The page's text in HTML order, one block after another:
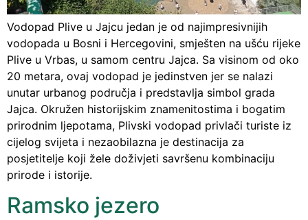
Vodopad Plive u Jajcu jedan je od najimpresivnijih
vodopada u Bosni i Hercegovini, smješten na ušću rijeke
Plive u Vrbas, u samom centru Jajca. Sa visinom od oko
20 metara, ovaj vodopad je jedinstven jer se nalazi
unutar urbanog područja i predstavlja simbol grada
Jajca. Okružen historijskim znamenitostima i bogatim
prirodnim ljepotama, Plivski vodopad privlači turiste iz
cijelog svijeta i nezaobilazna je destinacija za
posjetitelje koji žele doživjeti savršenu kombinaciju
prirode i istorije.
Ramsko jezero